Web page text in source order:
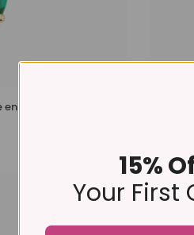
argent sterling
15%
Your First